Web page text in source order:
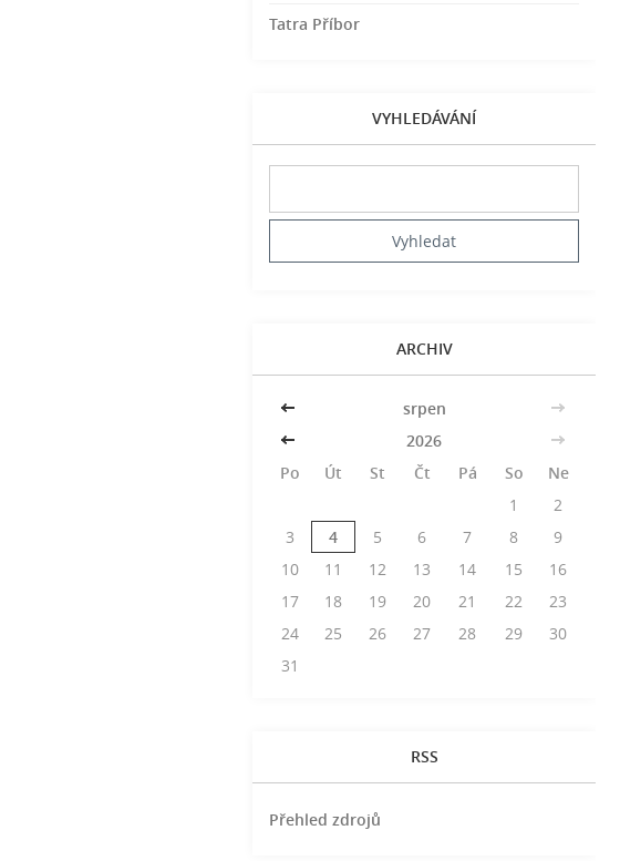
Tatra Příbor
VYHLEDÁVÁNÍ
ARCHIV
<< srpen
>>
<<
2026
>>
Po
Út St Čt Pá So
Ne
1
2
3
4 5 6 7 8
9
10
11 12 13 14 15
16
17
18 19 20 21 22
23
24
25 26 27 28 29
30
31
RSS
Přehled zdrojů